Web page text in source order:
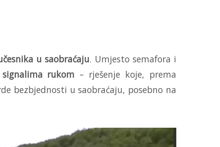
u saobraćaju. Umjesto semafora i
rukom – rješenje koje, prema
bezbjednosti u saobraćaju, posebno na